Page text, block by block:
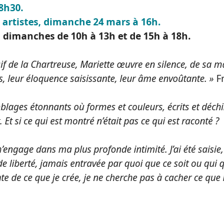
artistes, dimanche 24 mars à 16h.
de 10h à 13h et de 15h à 18h.
de la Chartreuse, Mariette œuvre en silence, de sa
leur éloquence saisissante, leur âme envoûtante. »
étonnants où formes et couleurs, écrits et
si ce qui est montré n’était pas ce qui est raconté ?
dans ma plus profonde intimité. J’ai été
liberté, jamais entravée par quoi que ce soit ou qui
de ce que je crée, je ne cherche pas à cacher ce